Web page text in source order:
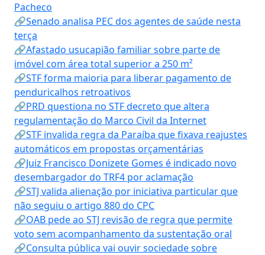
Pacheco
🔗Senado analisa PEC dos agentes de saúde nesta
terça
🔗Afastado usucapião familiar sobre parte de
imóvel com área total superior a 250 m²
🔗STF forma maioria para liberar pagamento de
penduricalhos retroativos
🔗PRD questiona no STF decreto que altera
regulamentação do Marco Civil da Internet
🔗STF invalida regra da Paraíba que fixava reajustes
automáticos em propostas orçamentárias
🔗Juiz Francisco Donizete Gomes é indicado novo
desembargador do TRF4 por aclamação
🔗STJ valida alienação por iniciativa particular que
não seguiu o artigo 880 do CPC
🔗OAB pede ao STJ revisão de regra que permite
voto sem acompanhamento da sustentação oral
🔗Consulta pública vai ouvir sociedade sobre